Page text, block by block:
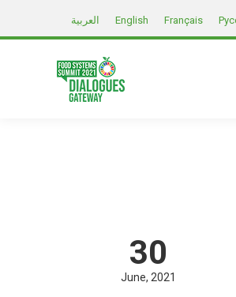
العربية English Français
30
June 2021